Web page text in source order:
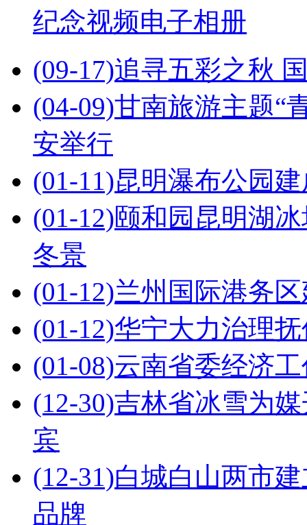
纪念视频电子相册
(09-17)追寻五彩之秋
(04-09)甘南旅游主题“
安举行
(01-11)昆明瀑布公园
(01-12)颐和园昆明湖
冬景
(01-12)兰州国际港务
(01-12)华宁大力治理
(01-08)云南省委经济
(12-30)吉林省冰雪为
宾
(12-31)白城白山两市
品牌